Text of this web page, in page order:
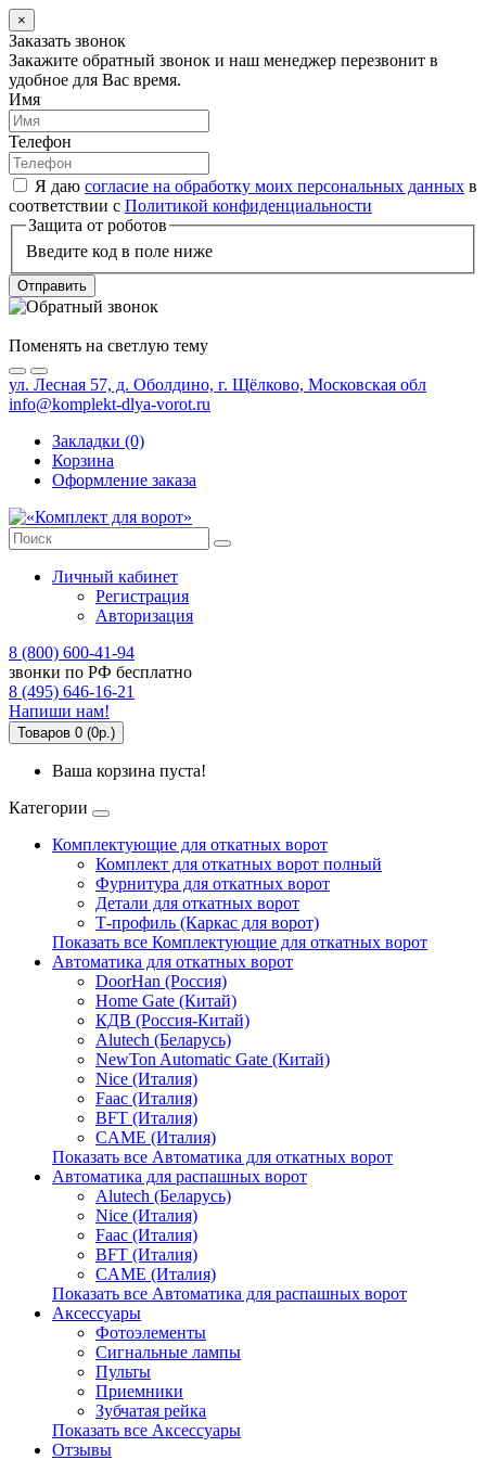
×
Заказать звонок
Закажите обратный звонок и наш менеджер перезвонит в
удобное для Вас время.
Имя
Телефон
Я даю согласие на обработку моих персональных данных в
соответствии с Политикой конфиденциальности
Защита от роботов
Введите код в поле ниже
Отправить
Поменять на светлую тему
ул. Лесная 57, д. Оболдино, г. Щёлково, Московская обл
info@komplekt-dlya-vorot.ru
Закладки (0)
Корзина
Оформление заказа
Личный кабинет
Регистрация
Авторизация
8 (800) 600-41-94
звонки по РФ бесплатно
8 (495) 646-16-21
Напиши нам!
Товаров 0 (0р.)
Ваша корзина пуста!
Категории
Комплектующие для откатных ворот
Комплект для откатных ворот полный
Фурнитура для откатных ворот
Детали для откатных ворот
Т-профиль (Каркас для ворот)
Показать все Комплектующие для откатных ворот
Автоматика для откатных ворот
DoorHan (Россия)
Home Gate (Китай)
КДВ (Россия-Китай)
Alutech (Беларусь)
NewTon Automatic Gate (Китай)
Nice (Италия)
Faac (Италия)
BFT (Италия)
CAME (Италия)
Показать все Автоматика для откатных ворот
Автоматика для распашных ворот
Alutech (Беларусь)
Nice (Италия)
Faac (Италия)
BFT (Италия)
CAME (Италия)
Показать все Автоматика для распашных ворот
Аксессуары
Фотоэлементы
Сигнальные лампы
Пульты
Приемники
Зубчатая рейка
Показать все Аксессуары
Отзывы